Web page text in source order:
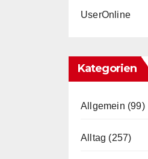
UserOnline
Kategorien
Allgemein (99)
Alltag (257)